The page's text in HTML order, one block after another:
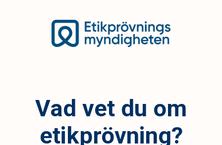
Vad vet du om
etikprövning?